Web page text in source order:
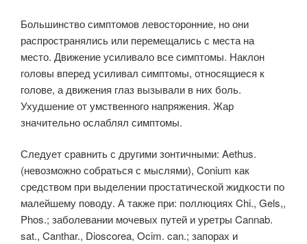
Большинство симптомов левосторонние, но они
распространялись или перемещались с места на
место. Движение усиливало все симптомы. Наклон
головы вперед усиливал симптомы, относящиеся к
голове, а движения глаз вызывали в них боль.
Ухудшение от умственного напряжения. Жар
значительно ослаблял симптомы.
Следует сравнить с другими зонтичными: Aethus.
(невозможно собраться с мыслями), Conium как
средством при выделении простатической жидкости по
малейшему поводу. А также при: поллюциях Chi., Gels,,
Phos.; заболевании мочевых путей и уретры Cannab.
sat., Canthar., Dioscorea, Ocim. can.; запорах и